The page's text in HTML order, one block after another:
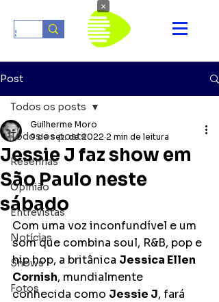
Post
Todos os posts
Resenhas
Opinião
Entrevistas
Notícias
Shows
Fotos
Todos os posts
Jessie J faz show em
São Paulo neste
sábado
Guilherme Moro
9 de set. de 2022 2 min de leitura
Com uma voz inconfundível e um
som que combina soul, R&B, pop e
hip hop, a britânica Jessica Ellen
Cornish, mundialmente
conhecida como Jessie J, fará
×